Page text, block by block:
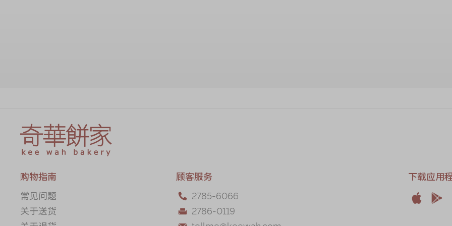
购物指南
常见问题
关于送货
顾客服务
 2785-6066
 2786-0119
下载应用

